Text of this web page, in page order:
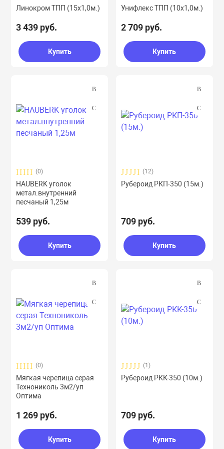
Смеси ,
Эмали
Сетка
Уголок пласт,
Фасанина,
и вентиляция
профиль
Линокром ТПП (15х1,0м.)
3 439 руб.
Купить
Унифлекс ТПП (10х1,0м.)
2 709 руб.
Купить
(0)
HAUBERK уголок
метал.внутренний
песчаный 1,25м
539 руб.
Купить
(12)
Рубероид РКП-350 (15м.)
709 руб.
Купить
(0)
Мягкая черепица серая
Технониколь 3м2/уп
Оптима
1 269 руб.
Купить
(1)
Рубероид РКК-350 (10м.)
709 руб.
Купить